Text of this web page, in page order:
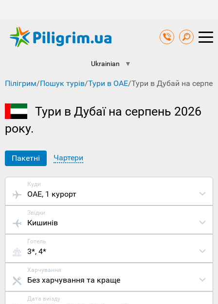
Ukrainian ▼
Пілігрим/Пошук турів/Тури в ОАЕ/Тури в Дубай на
Тури в Дубаї на серпень 2026
року.
Пакетні Чартери
Куди
ОАЕ, 1 курорт
Звідки
Кишинів
Готель
3*, 4*
Харчування
Без харчування та краще
Дата виїзду